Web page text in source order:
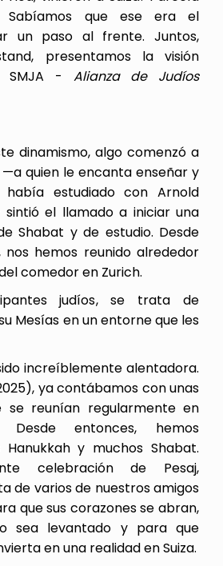
Sabíamos que ese era el
un paso al frente. Juntos,
presentamos la visión
SMJA - Alianza de Judíos
dinamismo, algo comenzó a
quien le encanta enseñar y
estudiado con Arnold
el llamado a iniciar una
Shabat y de estudio. Desde
hemos reunido alrededor
comedor en Zurich.
judíos, se trata de
Mesías en un entorne que les
increíblemente alentadora.
ya contábamos con unas
se reunían regularmente en
Desde entonces, hemos
y muchos Shabat.
celebración de Pesaj,
de varios de nuestros amigos
que sus corazones se abran,
sea levantado y para que
en una realidad en Suiza.